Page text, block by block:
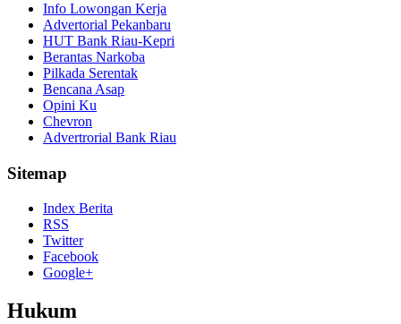
Info Lowongan Kerja
Advertorial Pekanbaru
HUT Bank Riau-Kepri
Berantas Narkoba
Pilkada Serentak
Bencana Asap
Opini Ku
Chevron
Advertrorial Bank Riau
Sitemap
Index Berita
RSS
Twitter
Facebook
Google+
Hukum